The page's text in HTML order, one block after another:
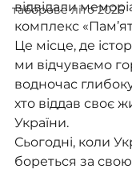
таборове літо 2026
відвідали
комплекс
Це місце, де
ми відчуваємо
водночас
хто віддав своє
України.
Сьогодні, коли
бореться за